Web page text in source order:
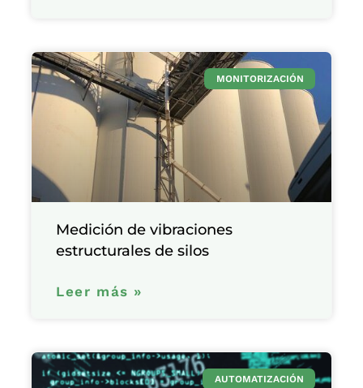
MONITORIZACIÓN
Medición de vibraciones
estructurales de silos
Leer más »
AUTOMATIZACIÓN